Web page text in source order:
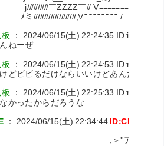
￣// Vﾆﾆﾆﾆﾆﾆﾆﾆﾆ 》. . /
,Vﾆﾆﾆﾆﾆﾆﾆﾆ./. . /:::::/
： 2024/06/15(土) 22:24:35
ねーぜ
： 2024/06/15(土) 22:24:53
どビビるだけならいいけどあんだけ説
：2024/06/15(土) 22:25:33
かったからだろうな
： 2024/06/15(土) 22:34:44